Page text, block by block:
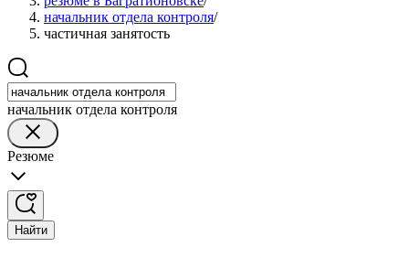
начальник отдела контроля/
частичная занятость
начальник отдела контроля
Резюме
Найти